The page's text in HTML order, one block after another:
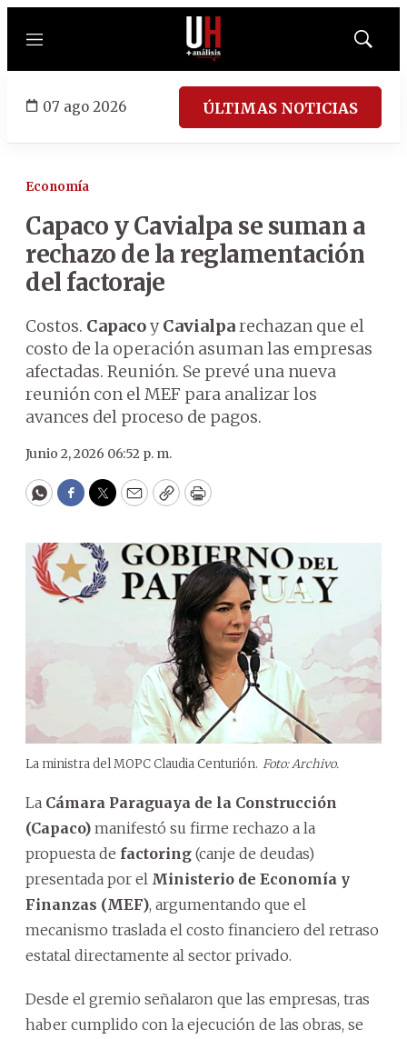
Menú
Mostrar
07 ago 2026 ÚLTIMAS NOTICIAS
Economía
Capaco y Cavialpa se suman a
rechazo de la reglamentación
del factoraje
Costos. CapacoyCavialparechazan que el
costo de la operación asuman las empresas
afectadas. Reunión. Se prevé una nueva
reunión con el MEF para analizar los
avances del proceso de pagos.
Junio 2, 2026 06:52 p. m.
WhatsApp
Facebook
Twitter
EmailCopyPrint
La ministra del MOPC Claudia Centurión. Foto: Archivo.
La Cámara Paraguaya de la Construcción
(Capaco) manifestó su firme rechazo a la
propuesta de factoring (canje de deudas)
presentada por el Ministerio de Economía y
Finanzas (MEF), argumentando que el
mecanismo traslada el costo financiero del retraso
estatal directamente al sector privado.
Desde el gremio señalaron que las empresas, tras
haber cumplido con la ejecución de las obras, se